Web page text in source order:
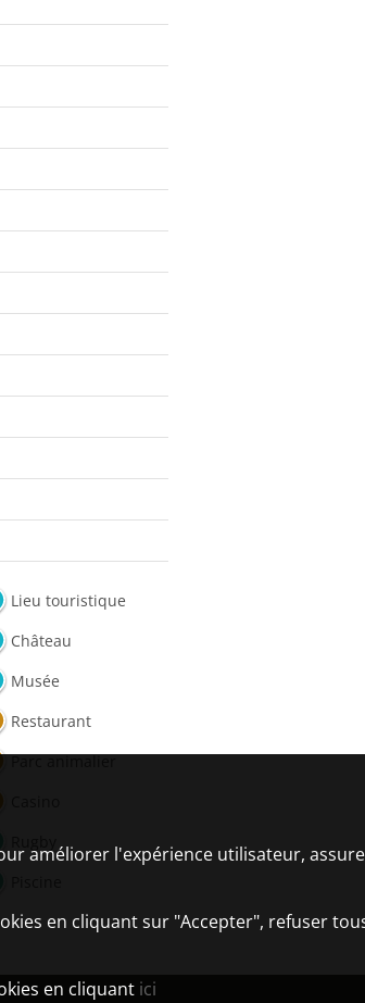
Lieu touristique
Château
Musée
Restaurant
améliorer l'expérience utilisateur,
en cliquant sur "Accepter", refuser
en cliquant ici